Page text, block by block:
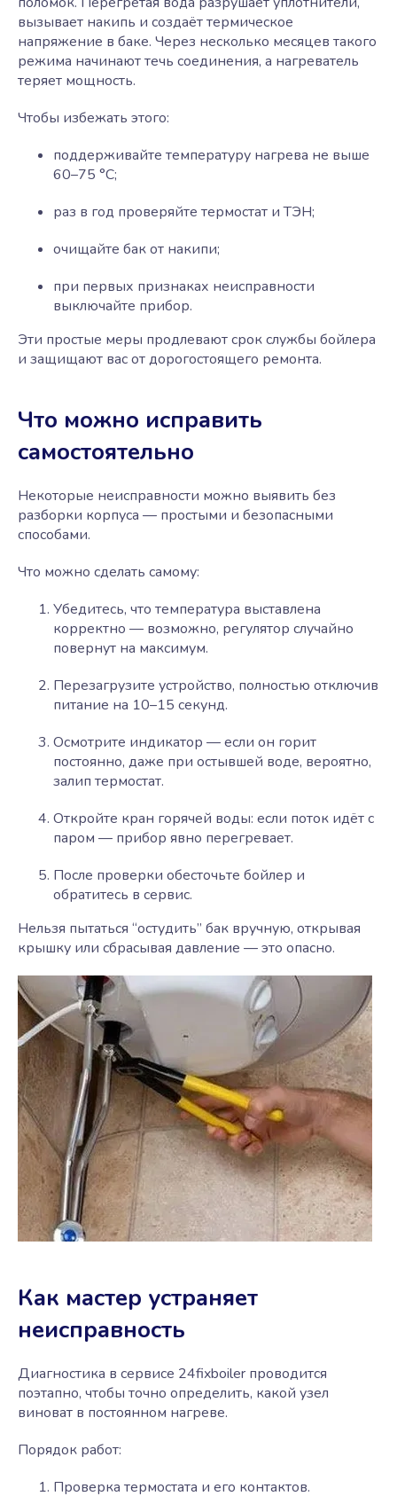
вызывает накипь и создаёт термическое
напряжение в баке. Через несколько месяцев такого
режима начинают течь соединения, а нагреватель
теряет мощность.
Чтобы избежать этого:
поддерживайте температуру нагрева не выше
60–75 °C;
раз в год проверяйте термостат и ТЭН;
очищайте бак от накипи;
при первых признаках неисправности
выключайте прибор.
Эти простые меры продлевают срок службы бойлера
и защищают вас от дорогостоящего ремонта.
Что можно исправить
самостоятельно
Некоторые неисправности можно выявить без
разборки корпуса — простыми и безопасными
способами.
Что можно сделать самому:
Убедитесь, что температура выставлена
корректно — возможно, регулятор случайно
повернут на максимум.
Перезагрузите устройство, полностью отключив
питание на 10–15 секунд.
Осмотрите индикатор — если он горит
постоянно, даже при остывшей воде, вероятно,
залип термостат.
Откройте кран горячей воды: если поток идёт с
паром — прибор явно перегревает.
После проверки обесточьте бойлер и
обратитесь в сервис.
Нельзя пытаться “остудить” бак вручную, открывая
крышку или сбрасывая давление — это опасно.
Как мастер устраняет
неисправность
Диагностика в сервисе 24fixboiler проводится
поэтапно, чтобы точно определить, какой узел
виноват в постоянном нагреве.
Порядок работ:
Проверка термостата и его контактов.